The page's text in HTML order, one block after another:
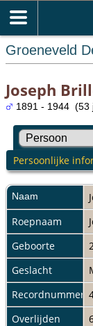
Groeneveld
Joseph
1891 - 1944 (53
Persoonlijke
Naam
Roepnaam
Geboorte
Geslacht
Recordnummer
Overlijden